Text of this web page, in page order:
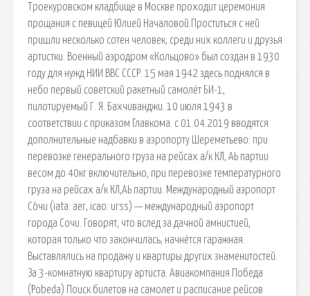
Троекуровском кладбище в Москве проходит церемония
прощания с певицей Юлией Началовой.Проститься с ней
пришли несколько сотен человек, среди них коллеги и друзья
артистки. Военный аэродром «Кольцово» был создан в 1930
году для нужд НИИ ВВС СССР. 15 мая 1942 здесь поднялся в
небо первый советский ракетный самолёт БИ-1,
пилотируемый Г. Я. Бахчиванджи. 10 июля 1943 в
соответствии с приказом Главкома. с 01.04.2019 вводятся
дополнительные надбавки в аэропорту Шереметьево: при
перевозке генерального груза на рейсах а/к КЛ, АЬ партии
весом до 40кг включительно, при перевозке температурного
груза на рейсах а/к КЛ,АЬ партии. Международный аэропорт
Со́чи (iata: aer, icao: urss) — международный аэропорт
города Сочи. Говорят, что вслед за дачной амнистией,
которая только что закончилась, начнётся гаражная.
Выставлялись на продажу и квартиры других знаменитостей.
За 3-комнатную квартиру артиста. Авиакомпания Победа
(Pobeda) Поиск билетов на самолет и расписание рейсов